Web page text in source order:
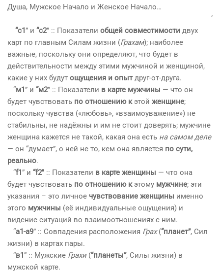
Душа, Мужское Начало и Женское Начало…
‘
“с1” и “с2” :: Показатели общей совместимости двух
карт по главным Силам жизни (Грахам); наиболее
важные, поскольку они определяют, что будет в
действительности между этими мужчиной и женщиной,
какие у них будут ощущения и опытдруг-от-друга.
“м1” и “м2” :: Показатели в карте мужчины — что он
будет чувствовать по отношению кэтой женщине;
поскольку чувства («любовь», «взаимоуважение») не
стабильны, не надёжны и им не стоит доверять; мужчине
женщина кажется не такой, какая она есть на самом деле
— он “думает”, о ней не то, кем она является по сути,
реально.
“f1” и “f2″ :: Показатели в карте женщины — что она
будет чувствовать по отношению кэтому мужчине; эти
указания – это личное чувствование женщины именно
этого мужчины (её индивидуальные ощущения) и
видение ситуаций во взаимоотношениях с ним.
“а1-а9” :: Совпадения расположения Грах(“планет”, Сил
жизни) в картах пары.
“в1” :: Мужские Грахи(“планеты”, Силы жизни) в
мужской карте.